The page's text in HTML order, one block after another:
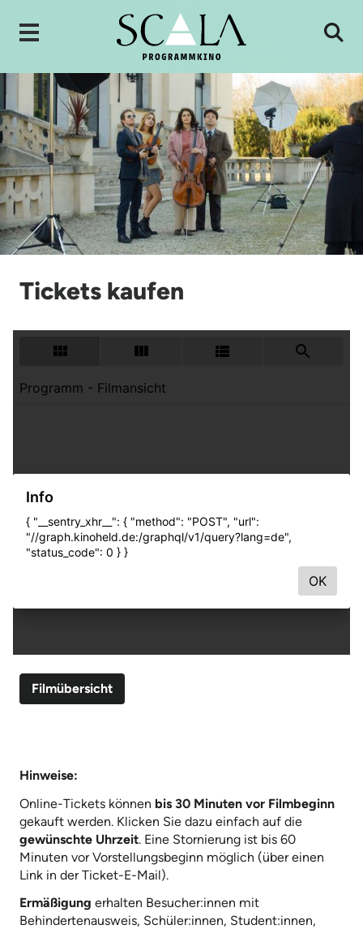
Tickets kaufen
Filmübersicht
Hinweise:
Online-Tickets können bis 30 Minuten vor Filmbeginn
gekauft werden. Klicken Sie dazu einfach auf die
gewünschte Uhrzeit. Eine Stornierung ist bis 60
Minuten vor Vorstellungsbeginn möglich (über einen
Link in der Ticket-E-Mail).
Ermäßigung erhalten Besucher:innen mit
Behindertenausweis, Schüler:innen, Student:innen,